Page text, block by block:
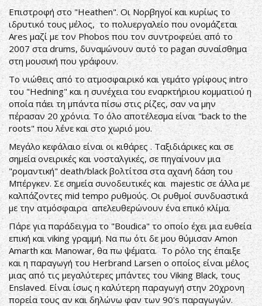
Επιστροφή στο "Heathen". Οι Νορβηγοί και κυρίως το
ιδρυτικό τους μέλος, το πολυεργαλείο που ονομάζεται
Ares μαζί με τον Phobos που τον συντροφεύει από το
2007 στα drums, δυναμώνουν αυτό το pagan συναίσθημα
στη μουσική που γράφουν.
Το νιώθεις από το ατμοσφαιρικό και γεμάτο γρίφους intro
του "Hedning" και η συνέχεια του εναρκτήριου κομματιού η
οποία πάει τη μπάντα πίσω στις ρίζες, σαν να μην
πέρασαν 20 χρόνια. Το όλο αποτέλεσμα είναι "back to the
roots" που λένε και στο χωριό μου.
Μεγάλο κεφάλαιο είναι οι κιθάρες . Ταξιδιάρικες και σε
σημεία ονειρικές και νοσταλγικές, σε πηγαίνουν μια
"ρομαντική" death/black βολτίτσα στα αχανή δάση του
Μπέργκεν. Σε σημεία συνοδευτικές και majestic σε άλλα με
καλπάζοντες mid tempo ρυθμούς. Οι ρυθμοί συνδυαστικά
με την ατμόσφαιρα απελευθερώνουν ένα επικό κλίμα.
Πάρε για παράδειγμα το "Boudica" το οποίο έχει μια ευθεία
επική και viking γραμμή. Να πω ότι δε μου θύμισαν Amon
Amarth και Manowar, θα πω ψέματα. Το ρόλο της έπαιξε
και η παραγωγή του Herbrand Larsen ο οποίος είναι μέλος
μιας από τις μεγαλύτερες μπάντες του Viking Black, τους
Enslaved. Είναι ίσως η καλύτερη παραγωγή στην 20χρονη
πορεία τους αν και δηλώνω φαν των 90's παραγωγών.